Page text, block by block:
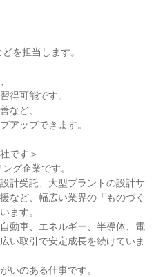
を担当します。
得可能です。
など、
アップできます。
です＞
グ企業です。
計受託、大型プラントの設計サ
など、幅広い業界の「ものづく
ます。
動車、エネルギー、半導体、電
い取引で安定成長を続けていま
いのある仕事です。